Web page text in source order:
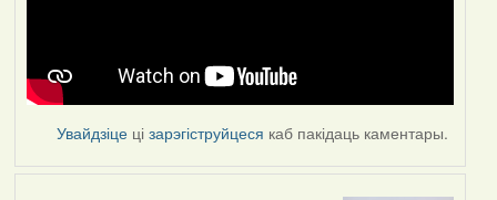
Увайдзіце цізарэгіструйцеся каб пакідаць каментары.